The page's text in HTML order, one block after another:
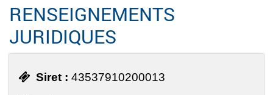
RENSEIGNEMENTS
JURIDIQUES
Siret : 43537910200013